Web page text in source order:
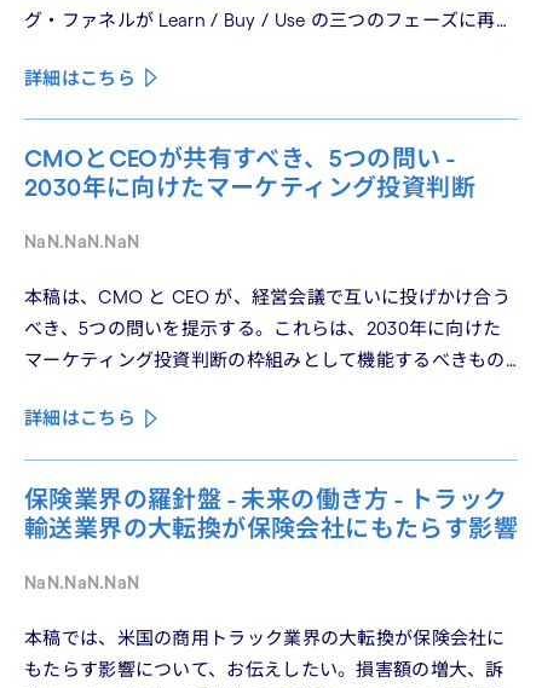
グ・ファネルが Learn / Buy / Use の三つのフェーズに再構
パーソナライゼーションの罠を、第3回では Learn フェーズ
で再定義されつつあるブランドの可視性を、第4回では
CMO と CEO が共有すべき5つの問いを論じた。シリーズ
の最終回となる本稿は、これらの議論を日本市場の文脈に
「顧客との関係構築」が、世界で勝てる時代が、いま始
詳細はこちら
CMOとCEOが共有すべき、5つの問い -
2030年に向けたマーケティング投資判断
NaN.NaN.NaN
本稿は、CMO と CEO が、経営会議で互いに投げかけ合う
べき、5つの問いを提示する。これらは、2030年に向けた
マーケティング投資判断の枠組みとして機能するべきもの
詳細はこちら
保険業界の羅針盤 - 未来の働き方 - トラック
輸送業界の大転換が保険会社にもたらす影響
NaN.NaN.NaN
本稿では、米国の商用トラック業界の大転換が保険会社に
もたらす影響について、お伝えしたい。損害額の増大、訴